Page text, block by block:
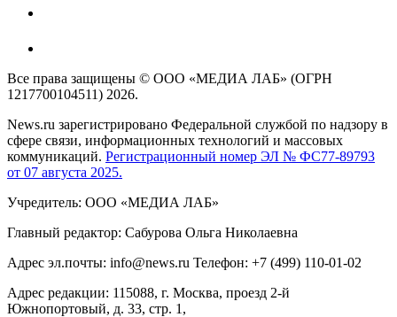
Все права защищены © ООО «МЕДИА ЛАБ» (ОГРН
1217700104511) 2026.
News.ru зарегистрировано Федеральной службой по надзору в
сфере связи, информационных технологий и массовых
коммуникаций. Регистрационный номер ЭЛ № ФС77-89793
от 07 августа 2025.
Учредитель: ООО «МЕДИА ЛАБ»
Главный редактор: Сабурова Ольга Николаевна
Адрес эл.почты: info@news.ru Телефон: +7 (499) 110-01-02
Адрес редакции: 115088, г. Москва, проезд 2-й
Южнопортовый, д. 33, стр. 1,